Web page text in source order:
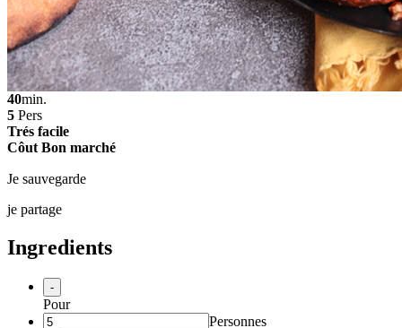
40min.
5 Pers
Trés facile
Côut Bon marché
Je sauvegarde
je partage
Ingredients
-
Pour
Personnes